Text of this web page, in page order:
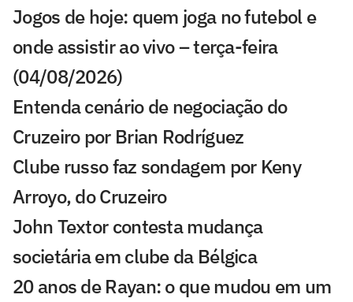
Jogos de hoje: quem joga no futebol e
onde assistir ao vivo – terça-feira
(04/08/2026)
Entenda cenário de negociação do
Cruzeiro por Brian Rodríguez
Clube russo faz sondagem por Keny
Arroyo, do Cruzeiro
John Textor contesta mudança
societária em clube da Bélgica
20 anos de Rayan: o que mudou em um